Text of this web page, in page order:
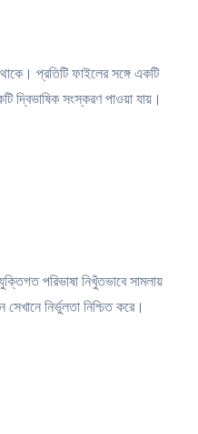
প্রতিটি ফাইলের সঙ্গে একটি
দ্বিভাষিক সংস্করণ পাওয়া যায়।
পরিভাষা নিখুঁতভাবে সামলায়
নির্ভুলতা নিশ্চিত করে।